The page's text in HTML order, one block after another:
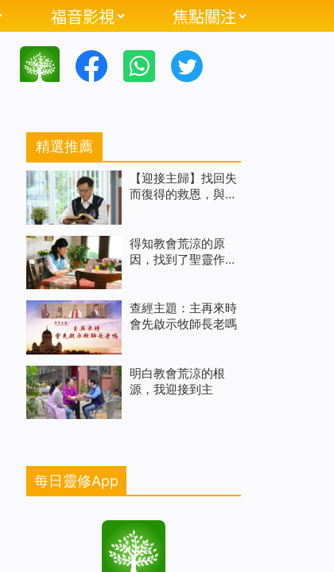
福音影視 焦點關注
精選推薦
【迎接主歸】找回失
而復得的救恩，與主
得知教會荒涼的原
因，找到了聖靈作工
查經主題：主再來時
會先啟示牧師長老嗎
明白教會荒涼的根
源，我迎接到主
每日靈修App